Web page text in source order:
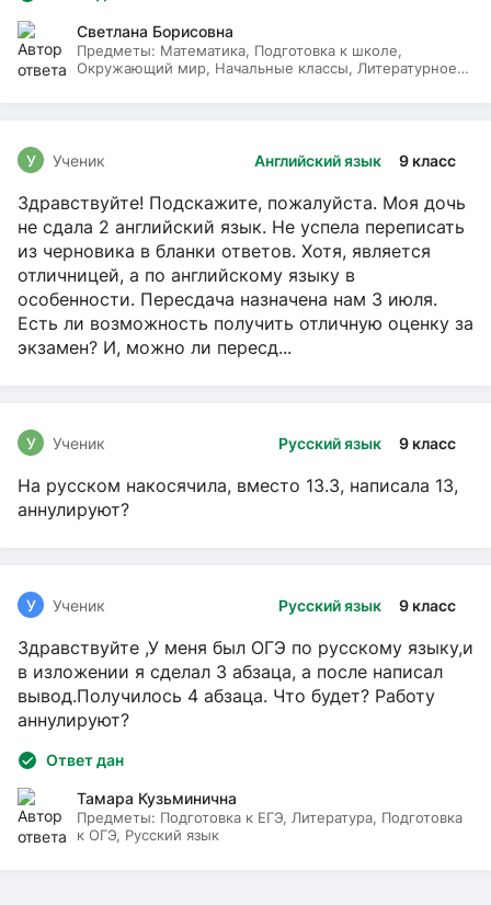
Светлана Борисовна
Предметы: Математика, Подготовка к школе,
Окружающий мир, Начальные классы, Литературное
Английский язык 9 класс
У Ученик
Здравствуйте! Подскажите, пожалуйста. Моя дочь
не сдала 2 английский язык. Не успела переписать
из черновика в бланки ответов. Хотя, является
отличницей, а по английскому языку в
особенности. Пересдача назначена нам 3 июля.
Есть ли возможность получить отличную оценку за
экзамен? И, можно ли пересд...
Русский язык 9 класс
У Ученик
На русском накосячила, вместо 13.3, написала 13,
аннулируют?
Русский язык 9 класс
У Ученик
Здравствуйте ,У меня был ОГЭ по русскому языку,и
в изложении я сделал 3 абзаца, а после написал
вывод.Получилось 4 абзаца. Что будет? Работу
аннулируют?
Ответ дан
Тамара Кузьминична
Предметы: Подготовка к ЕГЭ, Литература, Подготовка
к ОГЭ, Русский язык